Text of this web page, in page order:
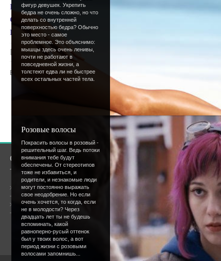
фигур девушек. Укрепить
бедра не очень сложно, но что
делать со внутренней
поверхностью бедра? Обычно
это место - самое
проблемное. Это объяснимо:
мышцы здесь очень ленивы,
почти не работают в
повседневной жизни, а
толстеют едва ли не быстрее
всех остальных частей тела.
Розовые волосы
Покрасить волосы в розовый -
решительный шаг. Ведь потоки
внимания тебе будут
обеспечены. От стереотипов
тоже не избавиться, и
родители, и незнакомые люди
могут постоянно выражать
свое неодобрение. Но если
очень хочется, то когда, если
не в молодости? Через
двадцать лет ты не будешь
вспоминать, какой
равноперно-русый оттенок
был у твоих волос, а вот
период жизни с розовыми
волосами запомнишь...
прикольный раздел для сайта. Какой -
сказать, что мне очень потребуется ваша
в гесту или в комментарии, что вы бы еще
Просмотров: 1191 |
Всего комментариев:0
Добавлять комментарии могут
пользователи.
[Регистрация|
О сайте
Общая информация
Форум
Сообщество
Гостей:1
Пользователей: